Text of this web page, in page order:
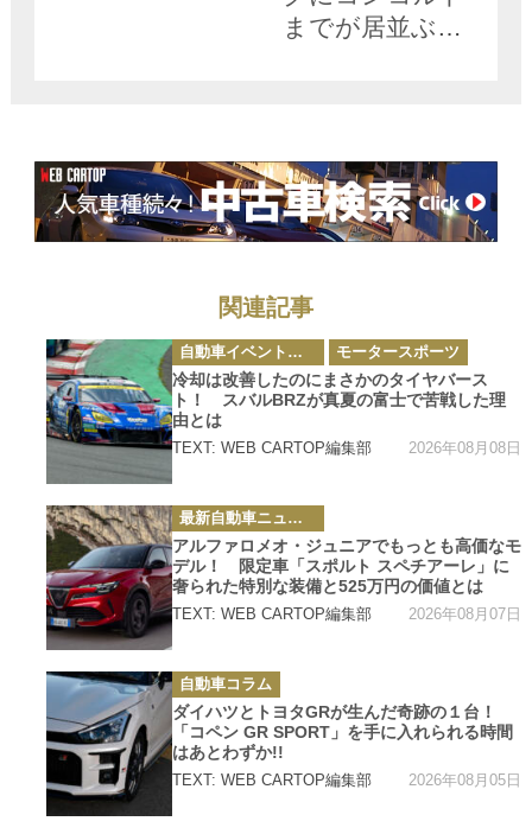
までが居並ぶ最
関連記事
カ
テ
ゴ
リ
ー
自動車イベント・カーイベント モータースポーツ
冷却は改善したのにまさかのタイヤバース
ト！ スバルBRZが真夏の富士で苦戦した理
由とは
TEXT: WEB CARTOP編集部 2026年08月08日
カ
テ
ゴ
リ
ー
最新自動車ニュース
アルファロメオ・ジュニアでもっとも高価なモ
デル！ 限定車「スポルト スペチアーレ」に
奢られた特別な装備と525万円の価値とは
TEXT: WEB CARTOP編集部 2026年08月07日
カ
テ
ゴ
リ
ー
自動車コラム
ダイハツとトヨタGRが生んだ奇跡の１台！
「コペン GR SPORT」を手に入れられる時間
はあとわずか!!
TEXT: WEB CARTOP編集部 2026年08月05日